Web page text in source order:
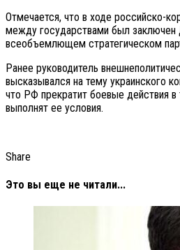
Отмечается, что в ходе российско-
между государствами был заключен
всеобъемлющем стратегическом
Ранее руководитель
высказывался на тему украинского
что РФ прекратит боевые действия в
выполнят ее условия.
Share
Это вы еще не читали...